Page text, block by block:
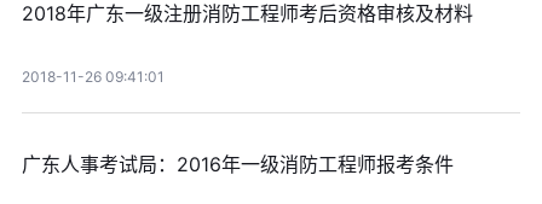
2018年广东一级注册消防工程师考后资格审核及材料
2018-11-26 09:41:01
广东人事考试局：2016年一级消防工程师报考条件